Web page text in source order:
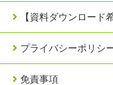
【資料ダウンロード
プライバシーポリシ
免責事項